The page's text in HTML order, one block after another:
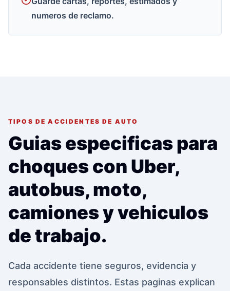
numeros de reclamo.
TIPOS DE ACCIDENTES DE AUTO
Guias especificas para
choques con Uber,
autobus, moto,
camiones y vehiculos
de trabajo.
Cada accidente tiene seguros, evidencia y
responsables distintos. Estas paginas explican